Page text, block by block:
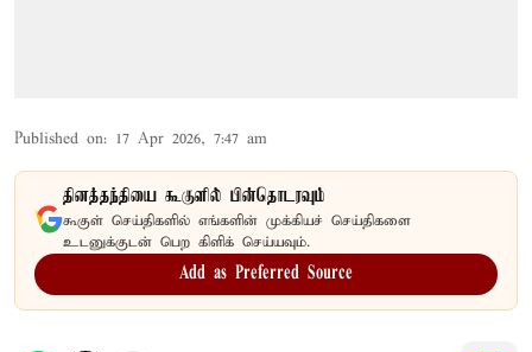
Published on: 17 Apr 2026, 7:47 am
தினத்தந்தியை கூகுளில் பின்தொடரவும்
கூகுள் செய்திகளில் எங்களின் முக்கியச் செய்திகளை
உடனுக்குடன் பெற கிளிக் செய்யவும்.
Add as Preferred Source